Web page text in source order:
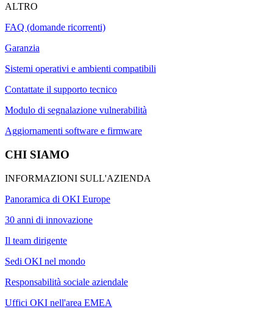
ALTRO
FAQ (domande ricorrenti)
Garanzia
Sistemi operativi e ambienti compatibili
Contattate il supporto tecnico
Modulo di segnalazione vulnerabilità
Aggiornamenti software e firmware
CHI SIAMO
INFORMAZIONI SULL'AZIENDA
Panoramica di OKI Europe
30 anni di innovazione
Il team dirigente
Sedi OKI nel mondo
Responsabilità sociale aziendale
Uffici OKI nell'area EMEA